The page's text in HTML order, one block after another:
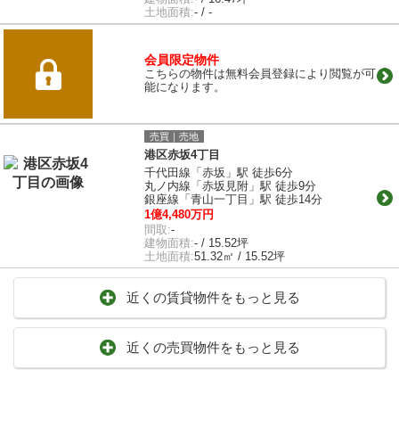
土地面積:- / -
会員限定物件
こちらの物件は無料会員登録により閲覧が可
能になります。
売買｜売地
港区赤坂4丁目
千代田線「赤坂」駅 徒歩6分
丸ノ内線「赤坂見附」駅 徒歩9分
銀座線「青山一丁目」駅 徒歩14分
1億4,480万円
間取:-
建物面積:- / 15.52坪
土地面積:51.32㎡ / 15.52坪
近くの賃貸物件をもっと見る
近くの売買物件をもっと見る